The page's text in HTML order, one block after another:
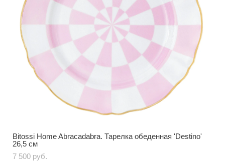
Bitossi Home Abracadabra. Тарелка обеденная 'Destino'
26,5 см
7 500 pуб.